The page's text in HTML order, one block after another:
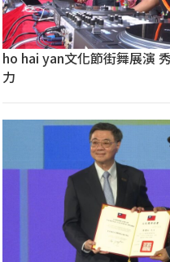
ho hai yan文化節街舞展演
力